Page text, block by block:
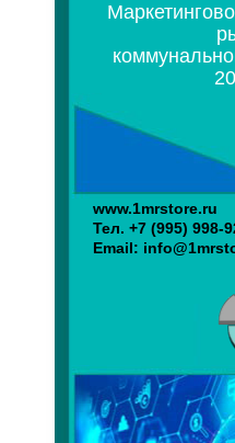
www.1mrstore.ru
Тел. +7 (995) 998-
Email: